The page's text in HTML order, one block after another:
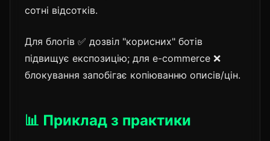
сотні відсотків.
Для блогів ✅ дозвіл "корисних" ботів
підвищує експозицію; для e-commerce ❌
блокування запобігає копіюванню описів/цін.
📊 Приклад з практики